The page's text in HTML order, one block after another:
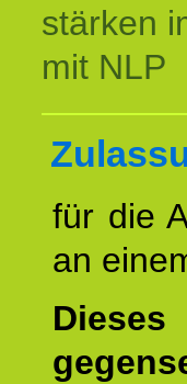
stärken
mit NLP
für die
an